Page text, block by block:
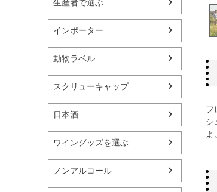
生産者で選ぶ
インポーター
動物ラベル
スクリューキャップ
日本酒
ワイングッズを選ぶ
ノンアルコール
フ
シ
よ。